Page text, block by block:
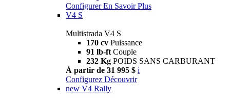
Configurer En Savoir Plus
V4 S
Multistrada V4 S
170 cv Puissance
91 lb-ft Couple
232 Kg POIDS SANS CARBURANT
À partir de 31 995 $ i
Configurez Découvrir
new V4 Rally